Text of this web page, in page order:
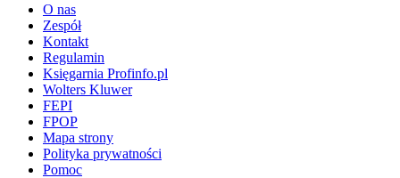
O nas
Zespół
Kontakt
Regulamin
Księgarnia Profinfo.pl
Wolters Kluwer
FEPI
FPOP
Mapa strony
Polityka prywatności
Pomoc